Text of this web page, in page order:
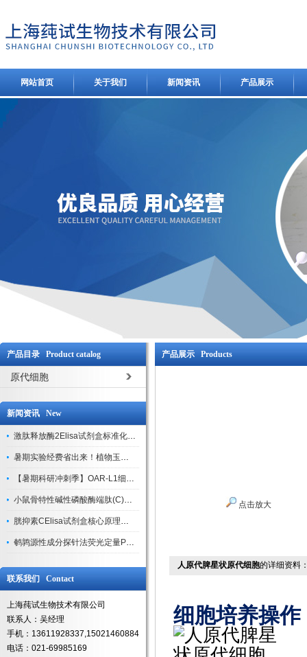
网站首页 关于我们 新闻资讯 产品展示
产品目录 Product catalog
原代细胞
新闻资讯 New
激肽释放酶2Elisa试剂盒标准化实验操作与质控体系解析
暑期实验经费省出来！植物玉米索核苷（ZR ）elisa酶联免疫试剂盒
【暑期科研冲刺季】OAR-L1细胞专用培养基特惠，助力实验高效突破
小鼠骨特性碱性磷酸酶端肽(C)elisa试剂盒大促，骨科研人速囤
胱抑素CElisa试剂盒核心原理、产品特性与全流程操作规范详解
鹌鹑源性成分探针法荧光定量PCR试剂盒特惠来袭
联系我们 Contact
上海莼试生物技术有限公司
联系人：吴经理
手机：13611928337,15021460884
电话：021-69985169
产品展示 Products
点击放大
人原代脾星状原代细胞的详细资料
细胞培养操作